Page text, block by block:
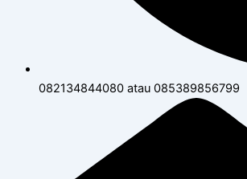
082134844080 atau 085389856799